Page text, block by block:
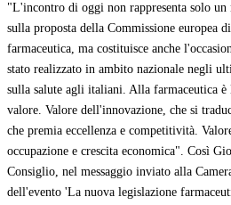
"L'incontro di oggi non rappresenta solo
sulla proposta della Commissione europea
farmaceutica, ma costituisce anche
stato realizzato in ambito nazionale negli
sulla salute agli italiani. Alla farmaceutica è
valore. Valore dell'innovazione, che si
che premia eccellenza e competitività.
occupazione e crescita economica". Così
Consiglio, nel messaggio inviato alla
dell'evento 'La nuova legislazione